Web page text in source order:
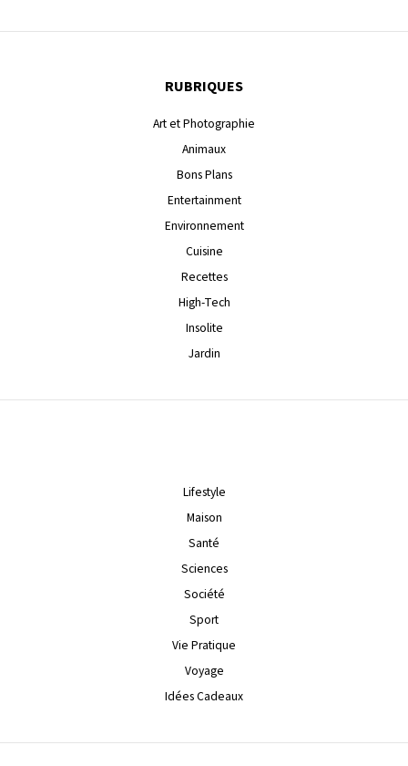
RUBRIQUES
Art et Photographie
Animaux
Bons Plans
Entertainment
Environnement
Cuisine
Recettes
High-Tech
Insolite
Jardin
Lifestyle
Maison
Santé
Sciences
Société
Sport
Vie Pratique
Voyage
Idées Cadeaux